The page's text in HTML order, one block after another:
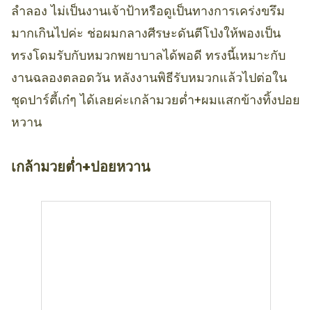
ลำลอง ไม่เป็นงานเจ้าป้าหรือดูเป็นทางการเคร่งขรึม
มากเกินไปค่ะ ช่อผมกลางศีรษะดันตีโป่งให้พองเป็น
ทรงโดมรับกับหมวกพยาบาลได้พอดี ทรงนี้เหมาะกับ
งานฉลองตลอดวัน หลังงานพิธีรับหมวกแล้วไปต่อใน
ชุดปาร์ตี้เก๋ๆ ได้เลยค่ะเกล้ามวยต่ำ+ผมแสกข้างทิ้งปอย
หวาน
เกล้ามวยต่ำ+ปอยหวาน